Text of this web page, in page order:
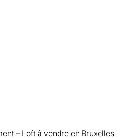
– Loft à vendre en Bruxelles